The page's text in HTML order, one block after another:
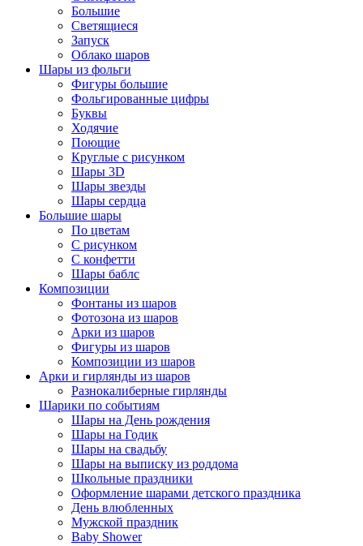
Большие
Светящиеся
Запуск
Облако шаров
Шары из фольги
Фигуры большие
Фольгированные цифры
Буквы
Ходячие
Поющие
Круглые с рисунком
Шары 3D
Шары звезды
Шары сердца
Большие шары
По цветам
С рисунком
С конфетти
Шары баблс
Композиции
Фонтаны из шаров
Фотозона из шаров
Арки из шаров
Фигуры из шаров
Композиции из шаров
Арки и гирлянды из шаров
Разнокалиберные гирлянды
Шарики по событиям
Шары на День рождения
Шары на Годик
Шары на свадьбу
Шары на выписку из роддома
Школьные праздники
Оформление шарами детского праздника
День влюбленных
Мужской праздник
Baby Shower